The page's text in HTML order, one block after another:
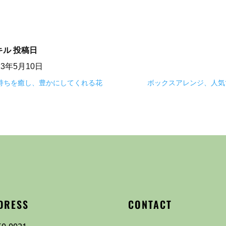
ル 投稿日
年5月10日
ちを癒し、豊かにしてくれる花 ボックスアレンジ、人
CONTACT